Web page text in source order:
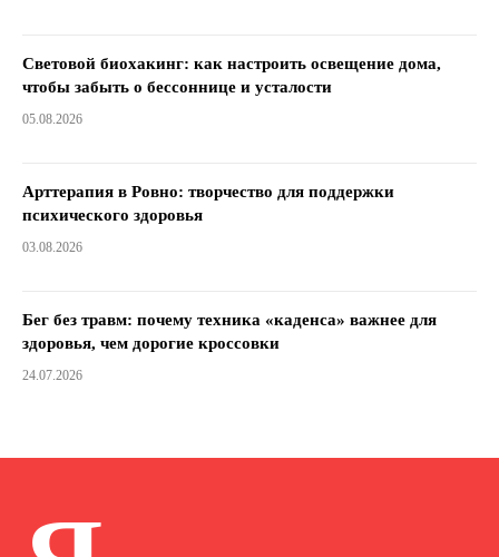
Световой биохакинг: как настроить освещение дома,
чтобы забыть о бессоннице и усталости
05.08.2026
Арттерапия в Ровно: творчество для поддержки
психического здоровья
03.08.2026
Бег без травм: почему техника «каденса» важнее для
здоровья, чем дорогие кроссовки
24.07.2026